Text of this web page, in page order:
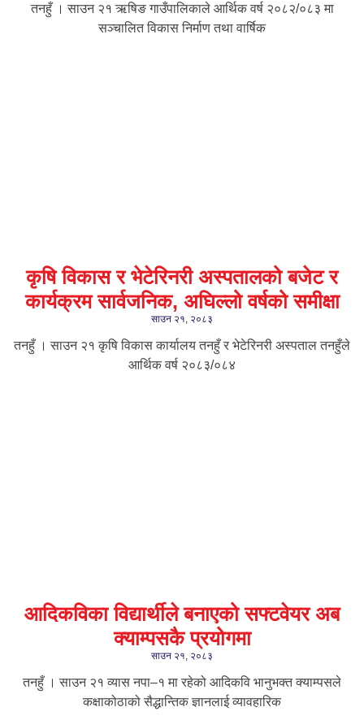
तनहुँ । साउन २१ ऋषिङ गाउँपालिकाले आर्थिक वर्ष २०८२/०८३ मा
सञ्चालित विकास निर्माण तथा वार्षिक
कृषि विकास र भेटेरिनरी अस्पतालको बजेट र
कार्यक्रम सार्वजनिक, अघिल्लो वर्षको समीक्षा
साउन २१, २०८३
तनहुँ । साउन २१ कृषि विकास कार्यालय तनहुँ र भेटेरिनरी अस्पताल तनहुँले
आर्थिक वर्ष २०८३/०८४
आदिकविका विद्यार्थीले बनाएको सफ्टवेयर अब
क्याम्पसकै प्रयोगमा
साउन २१, २०८३
तनहुँ । साउन २१ व्यास नपा–१ मा रहेको आदिकवि भानुभक्त क्याम्पसले
कक्षाकोठाको सैद्धान्तिक ज्ञानलाई व्यावहारिक